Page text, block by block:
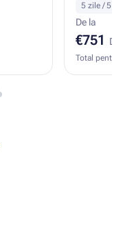
5 zile / 5
De la
€751
Total pentru